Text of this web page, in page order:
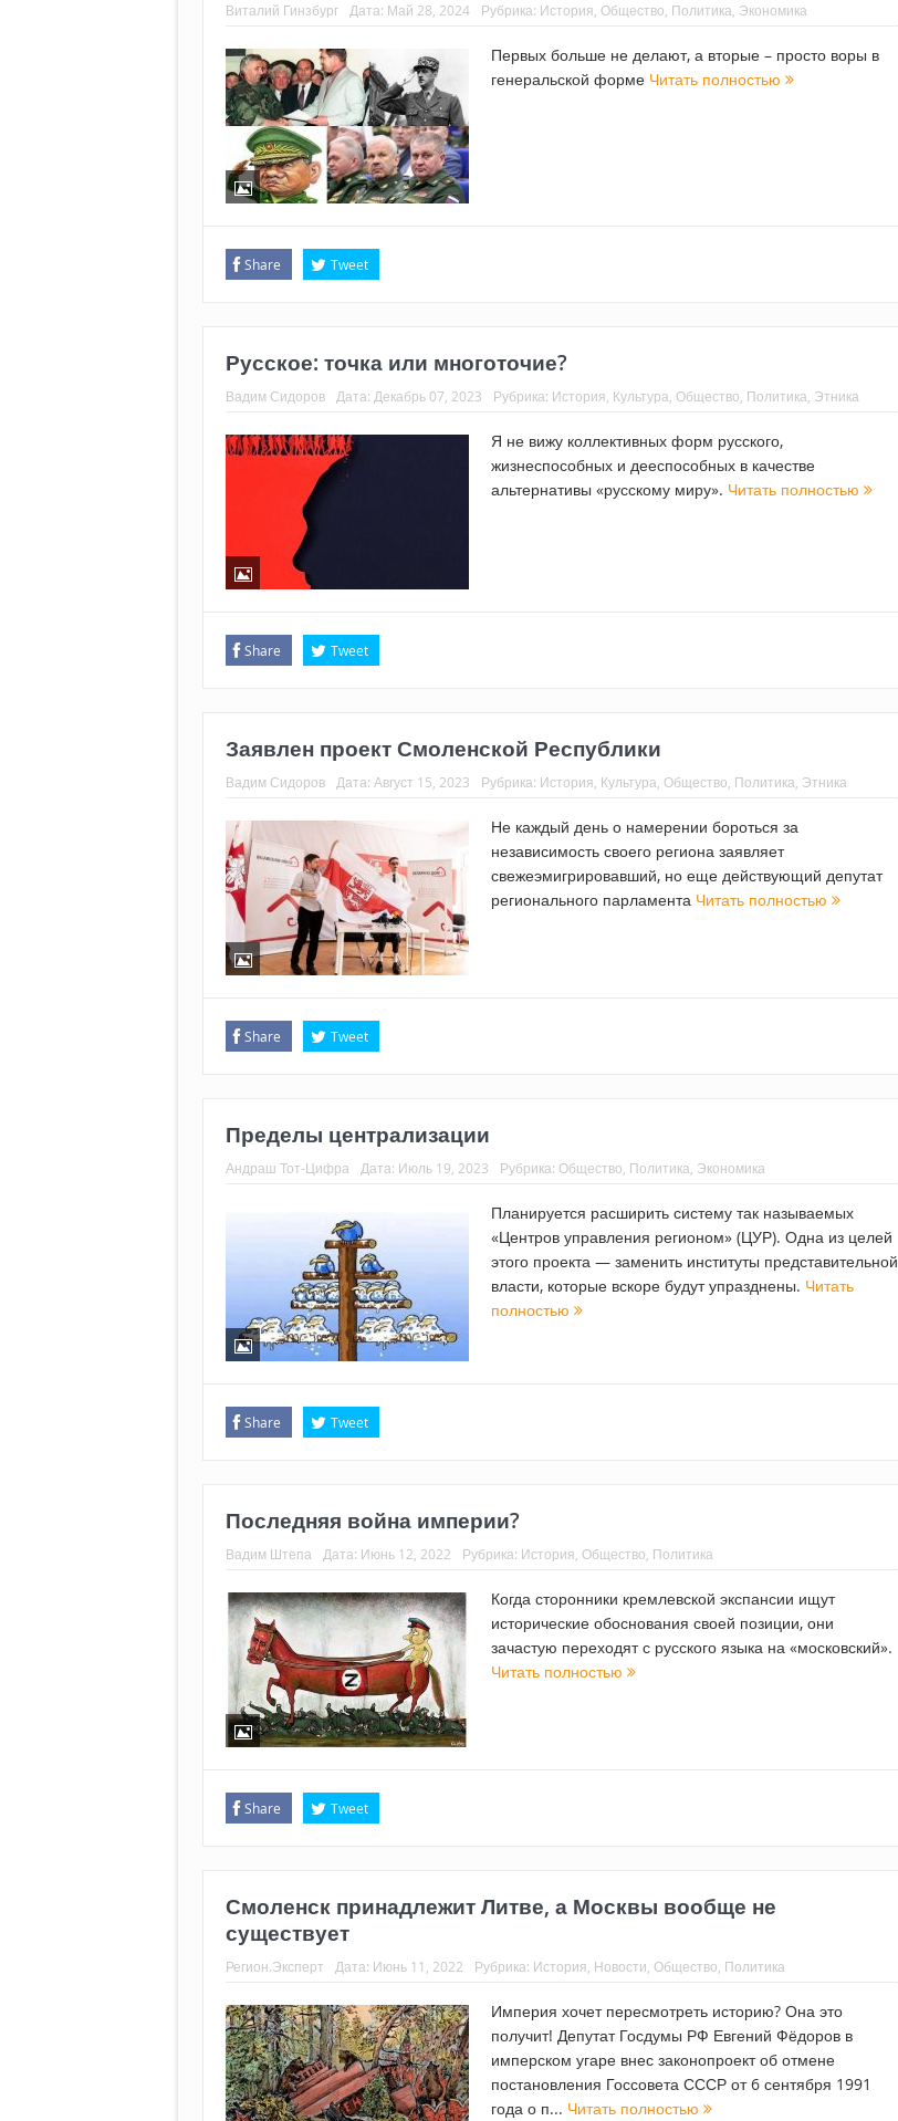
Виталий Гинзбург Дата: Май 28, 2024 Рубрика: История Общество Политика Экономика
Первых больше не делают, а вторые – просто воры в
генеральской форме Читать полностью
Share Tweet
Русское: точка или многоточие?
Вадим Сидоров Дата: Декабрь 07, 2023 Рубрика: История Культура Общество Политика Этника
Я не вижу коллективных форм русского,
жизнеспособных и дееспособных в качестве
альтернативы «русскому миру». Читать полностью
Share Tweet
Заявлен проект Смоленской Республики
Вадим Сидоров Дата: Август 15, 2023 Рубрика: История Культура Общество Политика Этника
Не каждый день о намерении бороться за
независимость своего региона заявляет
свежеэмигрировавший, но еще действующий депутат
регионального парламента Читать полностью
Share Tweet
Пределы централизации
Андраш Тот-Цифра Дата: Июль 19, 2023 Рубрика: Общество Политика Экономика
Планируется расширить систему так называемых
«Центров управления регионом» (ЦУР). Одна из целей
этого проекта — заменить институты представительной
власти, которые вскоре будут упразднены. Читать
полностью
Share Tweet
Последняя война империи?
Вадим Штепа Дата: Июнь 12, 2022 Рубрика: История Общество Политика
Когда сторонники кремлевской экспансии ищут
исторические обоснования своей позиции, они
зачастую переходят с русского языка на «московский».
Читать полностью
Share Tweet
Смоленск принадлежит Литве, а Москвы вообще не
существует
Регион.Эксперт Дата: Июнь 11, 2022 Рубрика: История Новости Общество Политика
Империя хочет пересмотреть историю? Она это
получит! Депутат Госдумы РФ Евгений Фёдоров в
имперском угаре внес законопроект об отмене
постановления Госсовета СССР от 6 сентября 1991
года о п... Читать полностью